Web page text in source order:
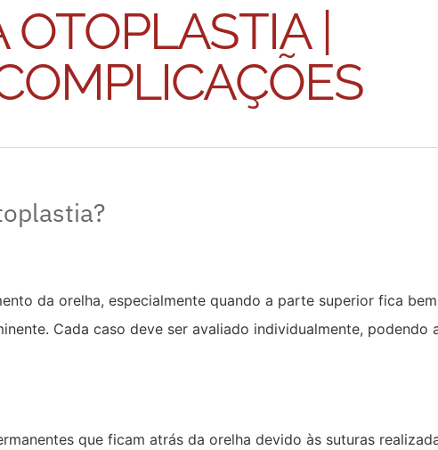
|
da orelha, especialmente quando a parte superior fica bem
Cada caso deve ser avaliado individualmente, podendo
que ficam atrás da orelha devido às suturas